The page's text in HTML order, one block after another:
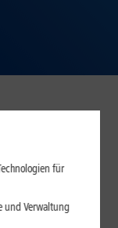
oder
zurück!*
für
und Verwaltung